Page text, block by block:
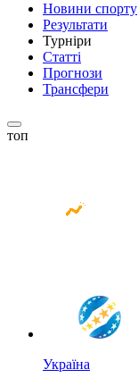
Новини спорту
Результати
Турніри
Статті
Прогнози
Трансфери
топ
Україна